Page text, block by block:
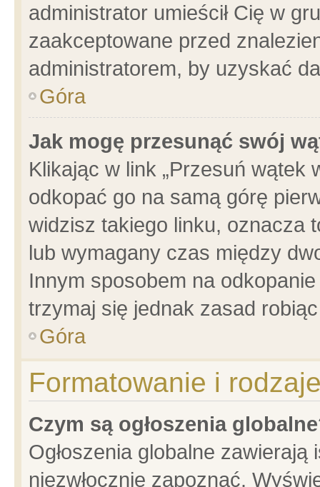
administrator umieścił Cię w
zaakceptowane przed
administratorem, by uzyskać
Góra
Jak mogę przesunąć swój
Klikając w link „Przesuń wątek
odkopać go na samą górę
widzisz takiego linku, oznacza
lub wymagany czas między
Innym sposobem na
trzymaj się jednak zasad
Góra
Formatowanie i
Czym są ogłoszenia
Ogłoszenia globalne
niezwłocznie zapoznać.